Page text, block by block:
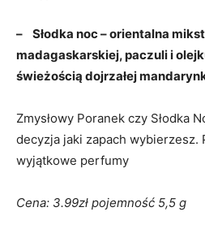
– Słodka noc – orientalna
madagaskarskiej, paczuli i
świeżością dojrzałej
Zmysłowy Poranek czy Słodka
decyzja jaki zapach
wyjątkowe perfumy
Cena: 3.99zł pojemność 5,5 g